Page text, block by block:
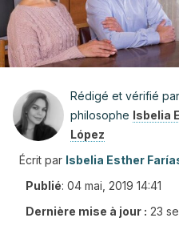
Rédigé et vérifié
philosophe Isbelia
López
Écrit par Isbelia Esther
Publié: 04 mai, 2019 14:41
Dernière mise à jour : 23